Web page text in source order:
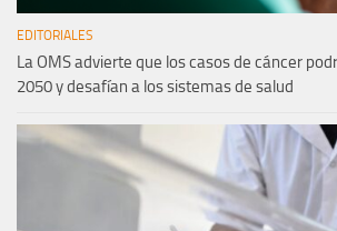
EDITORIALES
La OMS advierte que los casos de cáncer
2050 y desafían a los sistemas de salud